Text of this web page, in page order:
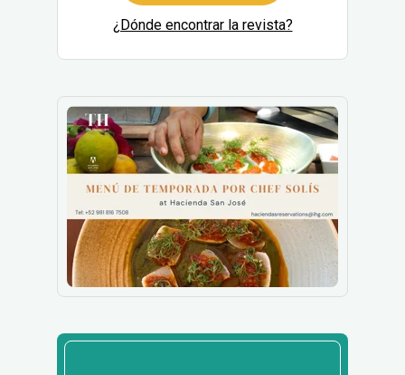
¿Dónde encontrar la revista?